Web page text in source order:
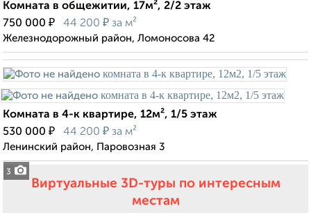
Комната в общежитии, 17м², 2/2 этаж
750 000 ₽ 44 200 ₽ за м²
Железнодорожный район, Ломоносова 42
3
Комната в 4-к квартире, 12м², 1/5 этаж
530 000 ₽ 44 200 ₽ за м²
Ленинский район, Паровозная 3
Виртуальные 3D-туры по интересным
местам